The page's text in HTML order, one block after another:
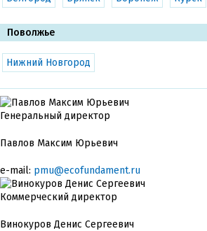
Поволжье
Нижний Новгород
Генеральный директор
Павлов Максим Юрьевич
e-mail: pmu@ecofundament.ru
Коммерческий директор
Винокуров Денис Сергеевич